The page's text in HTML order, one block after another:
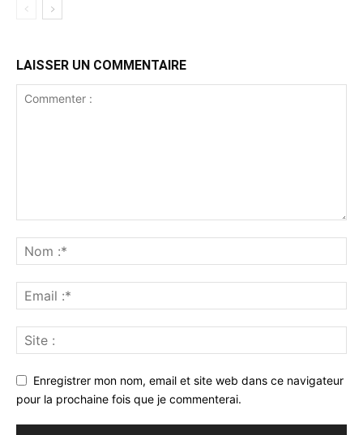
LAISSER UN COMMENTAIRE
Enregistrer mon nom, email et site web dans ce navigateur
pour la prochaine fois que je commenterai.